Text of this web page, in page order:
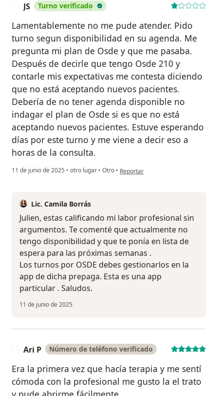
JS Turno verificado
Lamentablemente no me pude atender. Pido
turno segun disponibilidad en su agenda. Me
pregunta mi plan de Osde y que me pasaba.
Después de decirle que tengo Osde 210 y
contarle mis expectativas me contesta diciendo
que no está aceptando nuevos pacientes.
Debería de no tener agenda disponible no
indagar el plan de Osde si es que no está
aceptando nuevos pacientes. Estuve esperando
días por este turno y me viene a decir eso a
horas de la consulta.
11 de junio de 2025 • otro lugar • Otro • en opinión del usuario JS
Reportar
Lic. Camila Borrás
Julien, estas calificando mi labor profesional sin
argumentos. Te comenté que actualmente no
tengo disponibilidad y que te ponía en lista de
espera para las próximas semanas .
Los turnos por OSDE debes gestionarlos en la
app de dicha prepaga. Esta es una app
particular . Saludos.
11 de junio de 2025
Ari P Número de teléfono verificado
Era la primera vez que hacía terapia y me sentí
cómoda con la profesional me gusto la el trato